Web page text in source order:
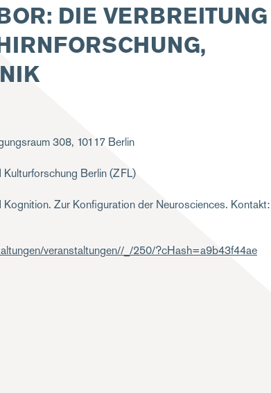
DIE VERBREITUNG
308, 10117 Berlin
Berlin (ZFL)
Zur Konfiguration der Neurosciences. Kontakt:
veranstaltungen//_/250/?cHash=a9b43f44ae